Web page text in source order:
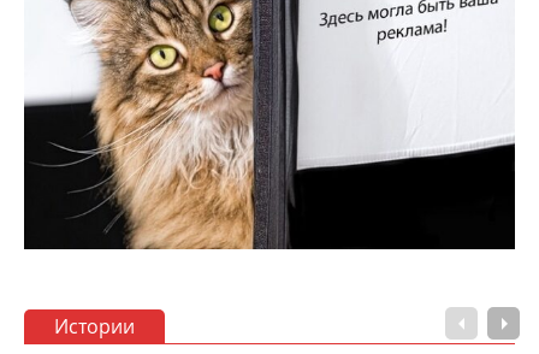
Истории